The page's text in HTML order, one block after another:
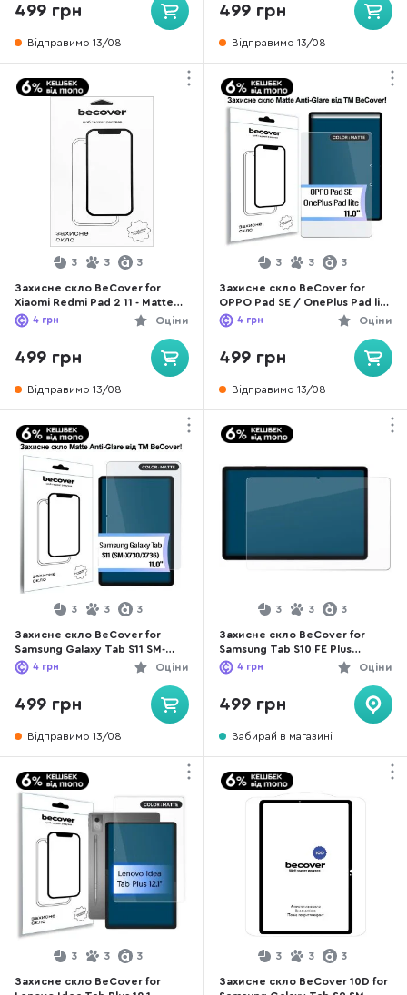
499 грн
Відправимо 13/08
499 грн
Відправимо 13/08
3 3 3
Захисне скло BeCover for
Xiaomi Redmi Pad 2 11 - Matte
Anti-Glare (713711)
Оціни
4 грн
499 грн
Відправимо 13/08
3 3 3
Захисне скло BeCover for
OPPO Pad SE / OnePlus Pad lite
11.0 2025 - Matte Anti-Glare
(714646)
Оціни
4 грн
499 грн
Відправимо 13/08
3 3 3
Захисне скло BeCover for
Samsung Galaxy Tab S11 SM-
X730/X736 11 - Matte Anti-Glare
(714614)
Оціни
4 грн
499 грн
Відправимо 13/08
3 3 3
Захисне скло BeCover for
Samsung Tab S10 FE Plus
X620/X626 - Matte Anti-Glare
(713443)
Оціни
4 грн
499 грн
Забирай в магазині
3 3 3
Захисне скло BeCover for
3 3 3
Захисне скло BeCover 10D for